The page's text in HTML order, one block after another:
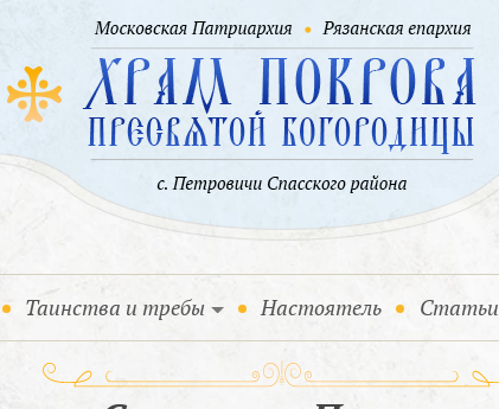
Таинства и требы Настоятель Статьи